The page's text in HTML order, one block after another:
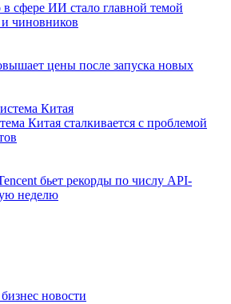
в сфере ИИ стало главной темой
чиновников
цены после запуска новых
Китая сталкивается с проблемой
бьет рекорды по числу API-
неделю
новости